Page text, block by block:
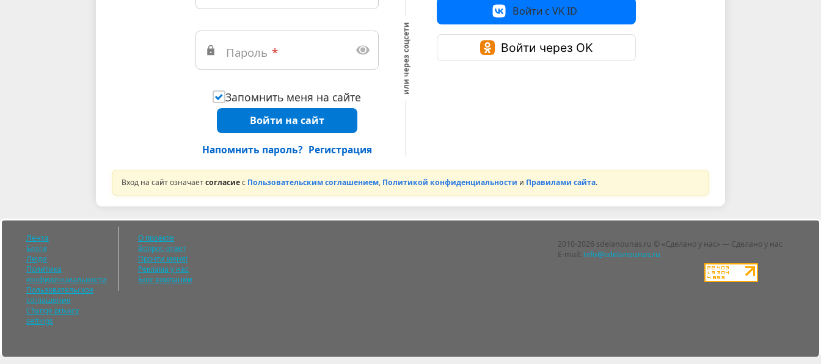
Пароль *
Запомнить меня на сайте
Войти на сайт
Напомнить пароль? Регистрация
или через соцсети
Войти с VK ID
Войти через OK
Вход на сайт означаетсогласиес Пользовательским соглашением, Политикой конфиденциальности и Правилами сайта.
2010-2026 sdelanounas.ru © «Сделано у нас» — Сделано у нас
E-mail: info@sdelanounas.ru
Лента
Блоги
Люди
Политика
конфиденциальности
Пользовательское
соглашение
Change privacy
settings
О проекте
Вопрос-ответ
Прочти меня!
Реклама у нас
Блог компании